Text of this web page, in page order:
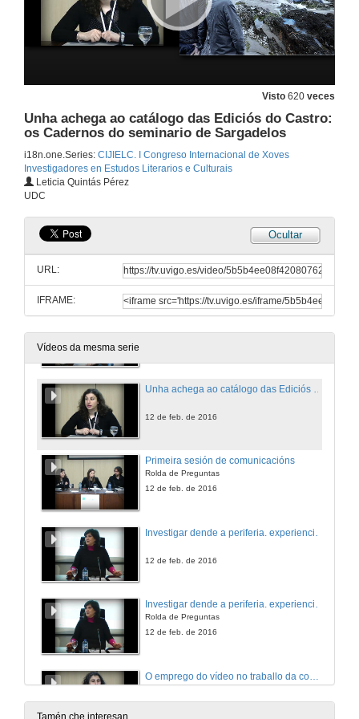
Visto 620 veces
Unha achega ao catálogo das Ediciós do Castro:
os Cadernos do seminario de Sargadelos
i18n.one.Series: CIJIELC. I Congreso Internacional de Xoves
Investigadores en Estudos Literarios e Culturais
Leticia Quintás Pérez
UDC
Ocultar
URL:
IFRAME:
Vídeos da mesma serie
Eyes Wide Shut de Stanley Kubrik: relatos soñados e desexos encadenados
11 de feb. de 2016
Existencialismo melancólico en Monólogo para seis voces sen sonido de Alfonso Vallejo e Nostalxia de Andriés Tarkovski
11 de feb. de 2016
Tercera sesión de comunicaciones
Rolda de Preguntas
11 de feb. de 2016
Representacións de Vigo na literatura e o cinema
12 de feb. de 2016
Primeira sesión de comunicacións
Rolda de Preguntas
12 de feb. de 2016
12 de feb. de 2016
Investigar dende a periferia. experiencias grupais, experiencias personais
Rolda de Preguntas
12 de feb. de 2016
12 de feb. de 2016